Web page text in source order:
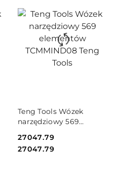
Teng Tools Wózek
narzędziowy 569
TCMMIND08 Teng Tools
Cena:
27047.79
Cena:
27047.79
DO KOSZYKA